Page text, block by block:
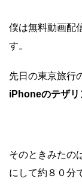
僕は無料動画配
す。
先日の東京旅行
iPhoneのテザリ
そのときみたの
にして約８０分